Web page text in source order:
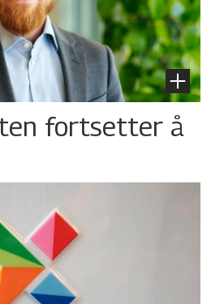
fortsetter å